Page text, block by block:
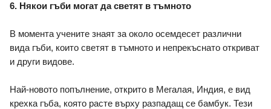
6. Някои гъби могат да светят в тъмното
В момента учените знаят за около осемдесет различни
вида гъби, които светят в тъмното и непрекъснато откриват
и други видове.
Най-новото попълнение, открито в Мегалая, Индия, е вид
крехка гъба, която расте върху разпадащ се бамбук. Тези